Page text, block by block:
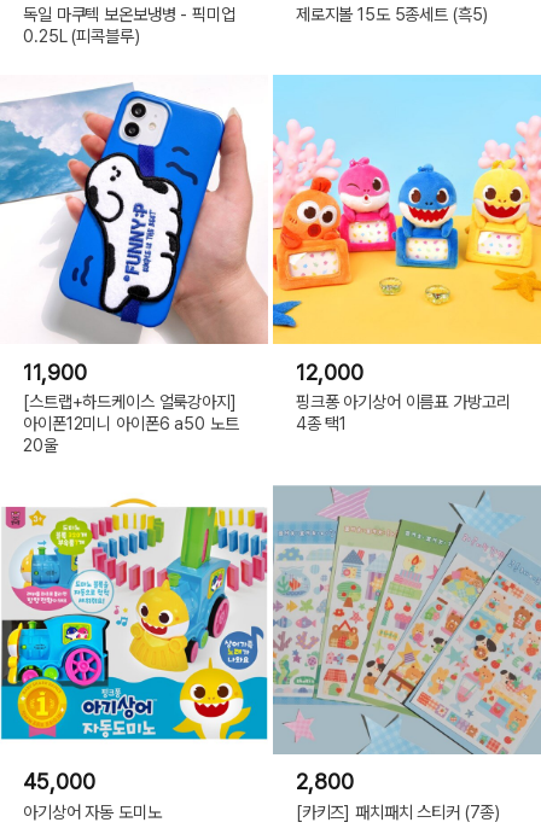
독일 마쿠텍 보온보냉병 - 픽미업
0.25L (피콕블루)
제로지볼 15도 5종세트 (흑5)
11,900
[스트랩+하드케이스 얼룩강아지]
아이폰12미니 아이폰6 a50 노트
20울
12,000
핑크퐁 아기상어 이름표 가방고리
4종 택1
45,000
아기상어 자동 도미노
2,800
[카키즈] 패치패치 스티커 (7종)